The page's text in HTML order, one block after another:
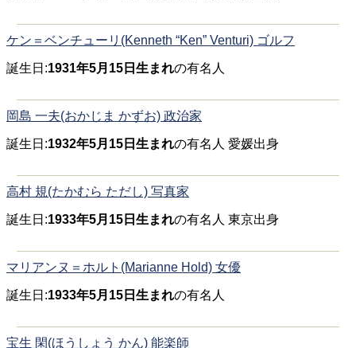
ケン＝ベンチューリ(Kenneth “Ken” Venturi) ゴルフ
誕生日:1931年5月15日生まれの有名人
岡島 一夫(おかじま かずお) 政治家
誕生日:1932年5月15日生まれの有名人 愛媛出身
高村 規(たかむら ただし) 写真家
誕生日:1933年5月15日生まれの有名人 東京出身
マリアンヌ＝ホルト(Marianne Hold) 女優
誕生日:1933年5月15日生まれの有名人
宝生 閑(ほうしょう かん) 能楽師